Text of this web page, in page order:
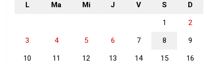
L Ma Mi J V S D
1 2
3 4 5 6 7 8 9
10 11 12 13 14 15 16